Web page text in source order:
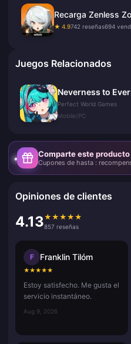
Recarga Zenless
★ 4.9742 reseñas694
Juegos Relacionados
Neverness to
Perfect World Games
Mobile/PC
Comparte este
Cupones de hasta :
Opiniones de clientes
4.13★ ★ ★ ★ ★
857 reseñas
F Franklin Tilóm
★★★★★
Estoy satisfecho. Me gusta el
servicio instantáneo.
Aug 9, 2026